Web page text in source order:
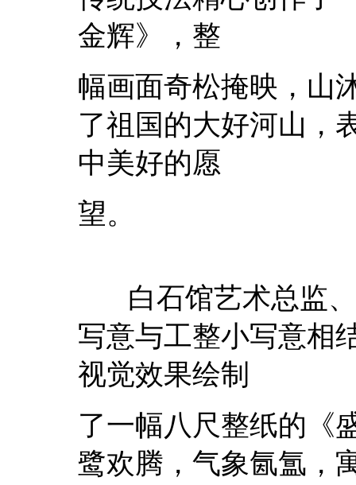
金辉》，整
幅画面奇松掩映，山
了祖国的大好河山，
中美好的愿
望。
白石馆艺术总监、
写意与工整小写意相
视觉效果绘制
了一幅八尺整纸的《
鹭欢腾，气象氤氲，